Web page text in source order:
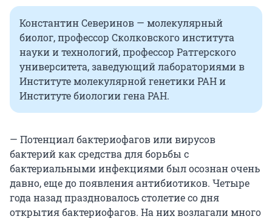
Константин Северинов — молекулярный
биолог, профессор Сколковского института
науки и технологий, профессор Ратгерского
университета, заведующий лабораториями в
Институте молекулярной генетики РАН и
Институте биологии гена РАН.
— Потенциал бактериофагов или вирусов
бактерий как средства для борьбы с
бактериальными инфекциями был осознан очень
давно, еще до появления антибиотиков. Четыре
года назад праздновалось столетие со дня
открытия бактериофагов. На них возлагали много